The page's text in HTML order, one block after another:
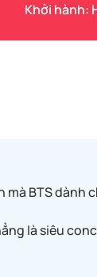
Khởi hành:
BTS dành
là siêu